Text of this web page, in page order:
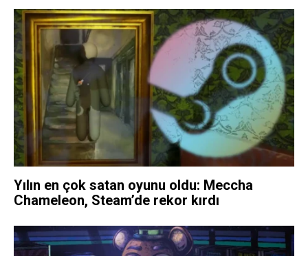
Yılın en çok satan oyunu oldu: Meccha
Chameleon, Steam’de rekor kırdı